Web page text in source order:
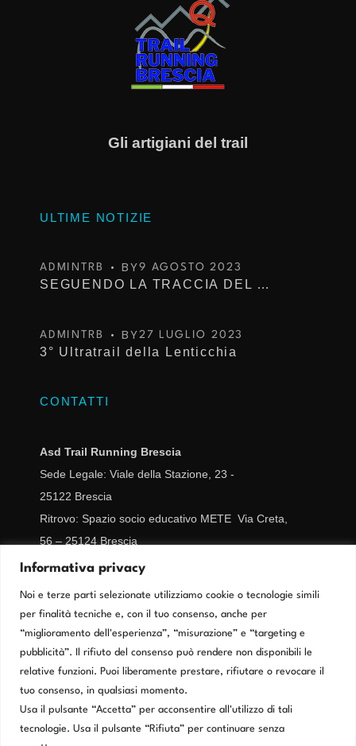
Informativa privacy
Noi e terze parti selezionate utilizziamo cookie o tecnologie simili
per finalità tecniche e, con il tuo consenso, anche per
“miglioramento dell'esperienza”, “misurazione” e “targeting e
pubblicità”. Il rifiuto del consenso può rendere non disponibili le
relative funzioni. Puoi liberamente prestare, rifiutare o revocare il
tuo consenso, in qualsiasi momento.
Usa il pulsante “Accetta” per acconsentire all'utilizzo di tali
tecnologie. Usa il pulsante “Rifiuta” per continuare senza
Gli artigiani del trail
ULTIME NOTIZIE
SEGUENDO LA TRACCIA DEL TROFEO KIMA
9 AGOSTO 2023
BY
ADMINTRB
3° Ultratrail della Lenticchia
27 LUGLIO 2023
BY
ADMINTRB
CONTATTI
Asd Trail Running Brescia
Sede Legale: Viale della Stazione, 23 -
25122 Brescia
Ritrovo: Spazio socio educativo METE Via Creta,
56 – 25124 Brescia
CF/IVA 02977670989
Cookie Policy
Privacy Policy